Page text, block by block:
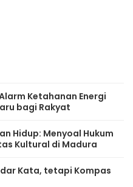
Ketahanan Energi
bagi Rakyat
Hidup: Menyoal Hukum
Kultural di Madura
Kata, tetapi Kompas